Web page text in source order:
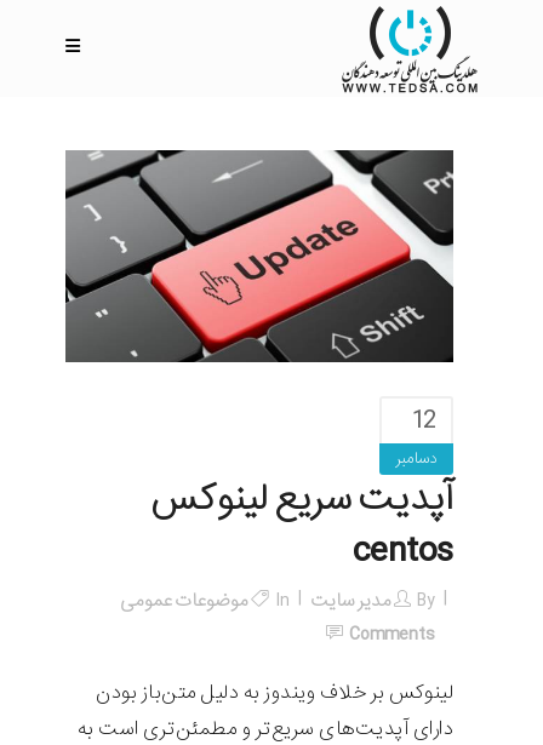
12
دسامبر
آپدیت سریع لینوکس
centos
By مدیر سایت In
موضوعات عمومی
Comments
لینوکس بر خلاف ویندوز به دلیل متن‌باز بودن
دارای آپدیت‌های سریع‌تر و مطمئن‌تری است به